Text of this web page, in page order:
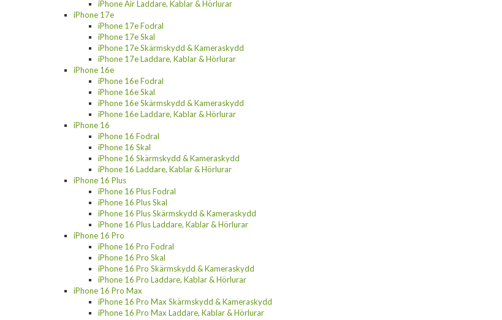
iPhone Air Laddare, Kablar & Hörlurar
iPhone 17e
iPhone 17e Fodral
iPhone 17e Skal
iPhone 17e Skärmskydd & Kameraskydd
iPhone 17e Laddare, Kablar & Hörlurar
iPhone 16e
iPhone 16e Fodral
iPhone 16e Skal
iPhone 16e Skärmskydd & Kameraskydd
iPhone 16e Laddare, Kablar & Hörlurar
iPhone 16
iPhone 16 Fodral
iPhone 16 Skal
iPhone 16 Skärmskydd & Kameraskydd
iPhone 16 Laddare, Kablar & Hörlurar
iPhone 16 Plus
iPhone 16 Plus Fodral
iPhone 16 Plus Skal
iPhone 16 Plus Skärmskydd & Kameraskydd
iPhone 16 Plus Laddare, Kablar & Hörlurar
iPhone 16 Pro
iPhone 16 Pro Fodral
iPhone 16 Pro Skal
iPhone 16 Pro Skärmskydd & Kameraskydd
iPhone 16 Pro Laddare, Kablar & Hörlurar
iPhone 16 Pro Max
iPhone 16 Pro Max Skärmskydd & Kameraskydd
iPhone 16 Pro Max Laddare, Kablar & Hörlurar